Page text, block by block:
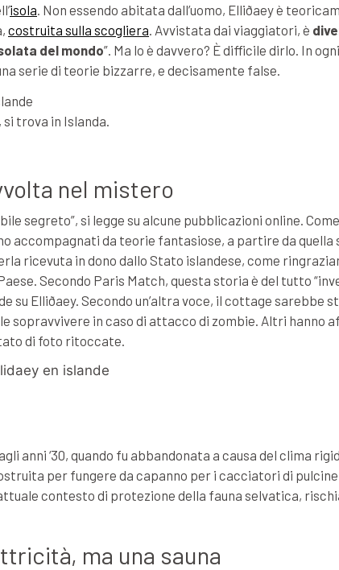
isola. Non essendo abitata dall’uomo, Elliðaey è
costruita sulla scogliera. Avvistata dai viaggiatori, è
del mondo”. Ma lo è davvero? È difficile dirlo. In
serie di teorie bizzarre, e decisamente false.
trova in Islanda.
nel mistero
segreto”, si legge su alcune pubblicazioni online.
accompagnati da teorie fantasiose, a partire da quella
ricevuta in dono dallo Stato islandese, come
Secondo Paris Match, questa storia è del tutto
su Elliðaey. Secondo un’altra voce, il cottage sarebbe
sopravvivere in caso di attacco di zombie. Altri hanno
di foto ritoccate.
anni ‘30, quando fu abbandonata a causa del clima
per fungere da capanno per i cacciatori di
contesto di protezione della fauna selvatica,
ma una sauna